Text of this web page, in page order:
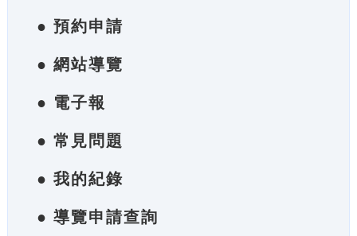
● 預約申請
● 網站導覽
● 電子報
● 常見問題
● 我的紀錄
● 導覽申請查詢